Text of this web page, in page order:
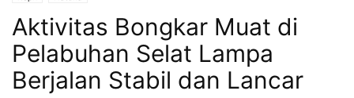
Aktivitas Bongkar Muat di
Pelabuhan Selat Lampa
Berjalan Stabil dan Lancar